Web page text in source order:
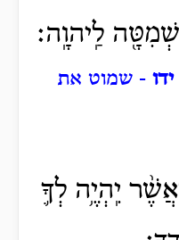
לַֽיהוָֽה׃
- שמוט את
יִֽהְיֶ֥ה לְךָ֛